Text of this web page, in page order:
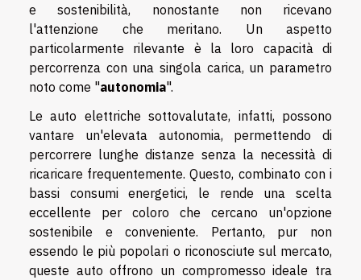
e sostenibilità, nonostante non ricevano
l'attenzione che meritano. Un aspetto
particolarmente rilevante è la loro capacità di
percorrenza con una singola carica, un parametro
noto come "autonomia".
Le auto elettriche sottovalutate, infatti, possono
vantare un'elevata autonomia, permettendo di
percorrere lunghe distanze senza la necessità di
ricaricare frequentemente. Questo, combinato con i
bassi consumi energetici, le rende una scelta
eccellente per coloro che cercano un'opzione
sostenibile e conveniente. Pertanto, pur non
essendo le più popolari o riconosciute sul mercato,
queste auto offrono un compromesso ideale tra